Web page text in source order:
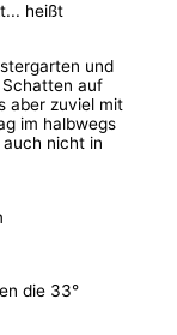
heißt
und
auf
aber zuviel mit
im halbwegs
nicht in
die 33°